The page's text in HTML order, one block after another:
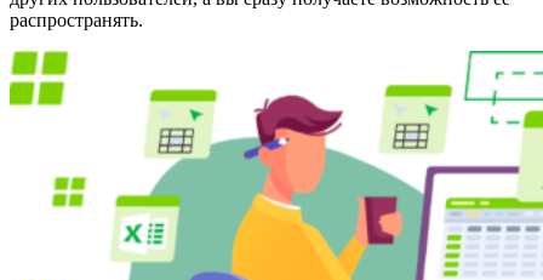
распространять.